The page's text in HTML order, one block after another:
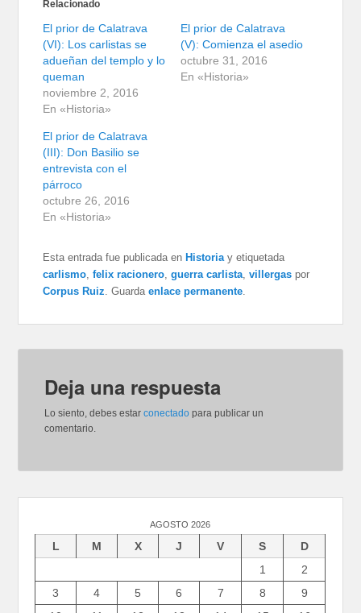
Relacionado
El prior de Calatrava
(VI): Los carlistas se
adueñan del templo y lo
queman
noviembre 2, 2016
En «Historia»
El prior de Calatrava
(V): Comienza el asedio
octubre 31, 2016
En «Historia»
El prior de Calatrava
(III): Don Basilio se
entrevista con el
párroco
octubre 26, 2016
En «Historia»
Esta entrada fue publicada enHistoria y etiquetada
carlismo ,felix racionero ,guerra carlista ,villergas por
Corpus Ruiz . Guardaenlace permanente
Deja una respuesta
Lo siento, debes estarconectado para publicar un
comentario.
AGOSTO 2026
L M X J V S
D
1
2
3
4 5 6 7 8
9